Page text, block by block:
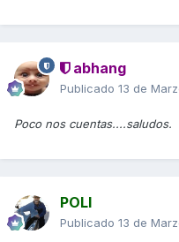
abhang
Publicado 13 de
Poco nos cuentas....saludos.
POLI
Publicado 13 de